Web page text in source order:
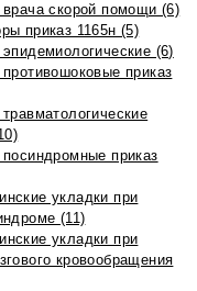
скорой помощи (6)
приказ 1165н (5)
(6)
приказ
приказ
укладки при
(11)
укладки при
кровообращения